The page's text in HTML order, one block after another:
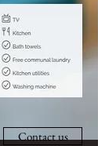
Contact us